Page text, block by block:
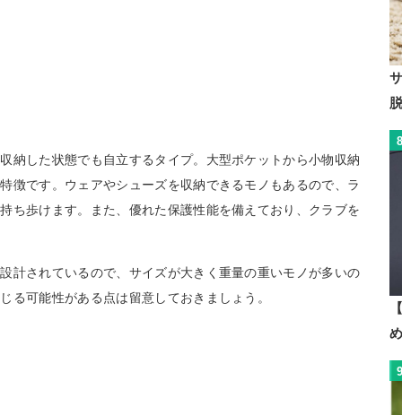
納した状態でも自立するタイプ。大型ポケットから小物収納
徴です。ウェアやシューズを収納できるモノもあるので、ラ
ち歩けます。また、優れた保護性能を備えており、クラブを
計されているので、サイズが大きく重量の重いモノが多いの
る可能性がある点は留意しておきましょう。